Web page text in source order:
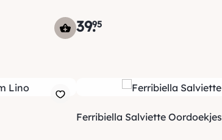
39.95
Ferribiella Salviette Oordoekjes